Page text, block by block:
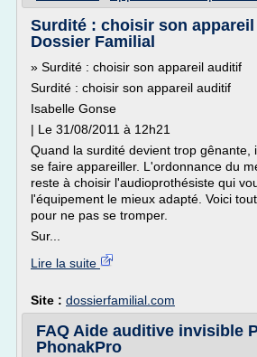
Surdité : choisir son appareil
Dossier Familial
» Surdité : choisir son appareil auditif
Surdité : choisir son appareil auditif
Isabelle Gonse
| Le 31/08/2011 à 12h21
Quand la surdité devient trop gênante,
se faire appareiller. L'ordonnance du
reste à choisir l'audioprothésiste qui
l'équipement le mieux adapté. Voici
pour ne pas se tromper.
Sur...
Lire la suite
Site : dossierfamilial.com
FAQ Aide auditive invisible
PhonakPro